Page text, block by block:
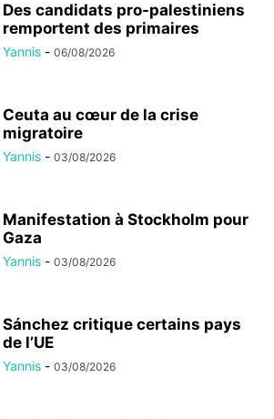
Des candidats pro-palestiniens
remportent des primaires
Yannis - 06/08/2026
Ceuta au cœur de la crise
migratoire
Yannis - 03/08/2026
Manifestation à Stockholm pour
Gaza
Yannis - 03/08/2026
Sánchez critique certains pays
de l’UE
Yannis - 03/08/2026